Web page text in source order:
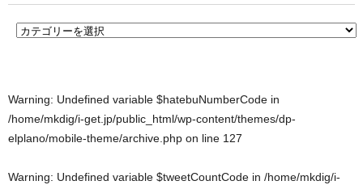
Warning: Undefined variable $hatebuNumberCode in
/home/mkdig/i-get.jp/public_html/wp-content/themes/dp-
elplano/mobile-theme/archive.php on line 127
Warning: Undefined variable $tweetCountCode in /home/mkdig/i-